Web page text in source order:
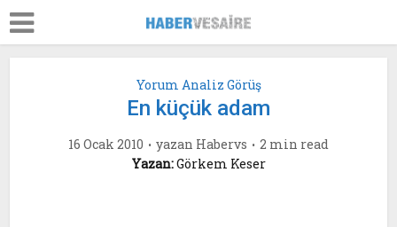
Yorum Analiz Görüş
En küçük adam
16 Ocak 2010 yazan Habervs
2 min read
Yazan:Görkem Keser